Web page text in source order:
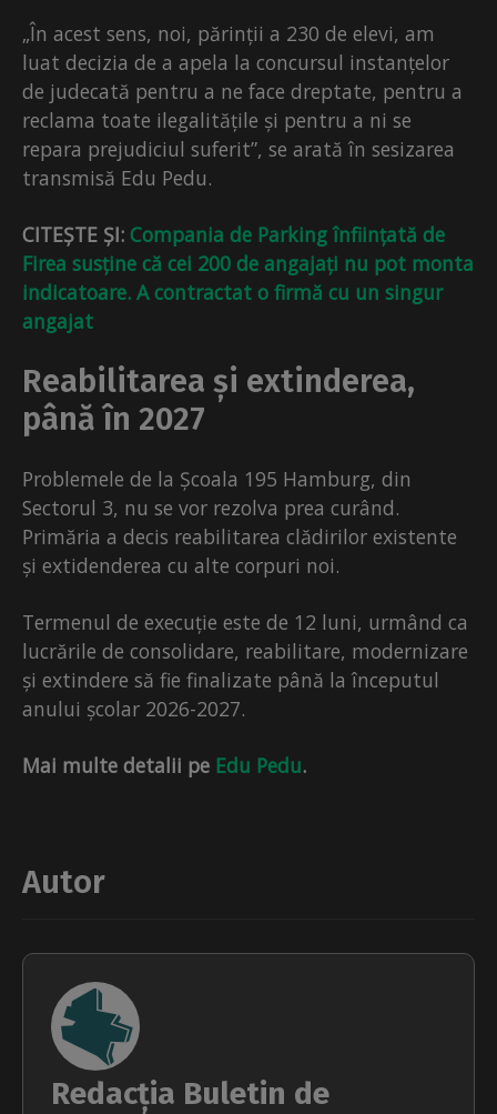
„În acest sens, noi, părinții a 230 de elevi, am
luat decizia de a apela la concursul instanțelor
de judecată pentru a ne face dreptate, pentru a
reclama toate ilegalitățile și pentru a ni se
repara prejudiciul suferit”, se arată în sesizarea
transmisă Edu Pedu.
CITEȘTE ȘI: Compania de Parking înființată de
Firea susține că cei 200 de angajați nu pot monta
indicatoare. A contractat o firmă cu un singur
angajat
Reabilitarea și extinderea,
până în 2027
Problemele de la Școala 195 Hamburg, din
Sectorul 3, nu se vor rezolva prea curând.
Primăria a decis reabilitarea clădirilor existente
și extidenderea cu alte corpuri noi.
Termenul de execuție este de 12 luni, urmând ca
lucrările de consolidare, reabilitare, modernizare
și extindere să fie finalizate până la începutul
anului școlar 2026-2027.
Mai multe detalii pe Edu Pedu.
Autor
Redacția Buletin de